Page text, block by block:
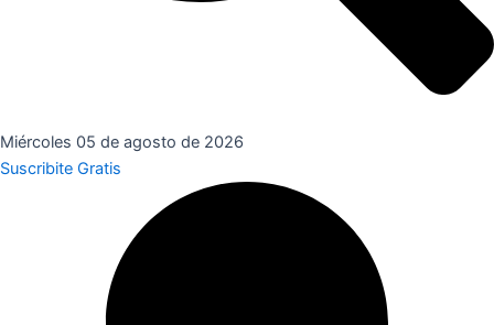
Miércoles 05 de agosto de 2026
Suscribite Gratis